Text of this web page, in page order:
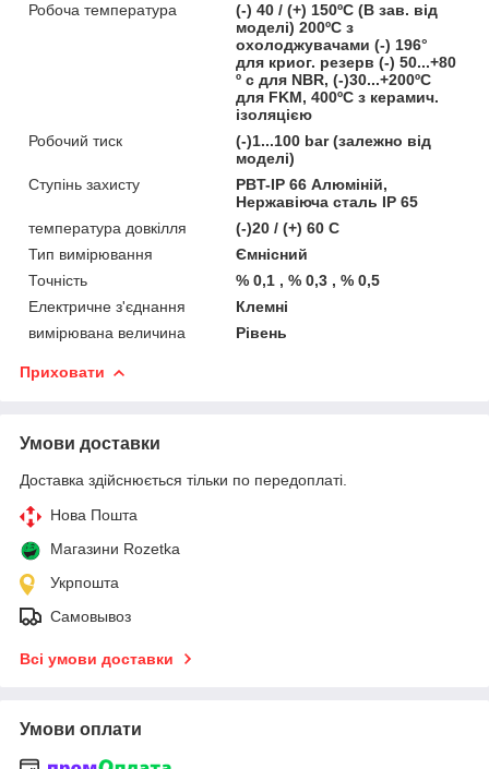
Робоча температура
(-) 40 / (+) 150ºC (В зав. від
моделі) 200ºC з
охолоджувачами (-) 196°
для криог. резерв (-) 50...+80
º c для NBR, (-)30...+200ºC
для FKM, 400ºC з керамич.
ізоляцією
Робочий тиск
(-)1...100 bar (залежно від
моделі)
Ступінь захисту
PBT-IP 66 Алюміній,
Нержавіюча сталь IP 65
температура довкілля
(-)20 / (+) 60 C
Тип вимірювання
Ємнісний
Точність
% 0,1 , % 0,3 , % 0,5
Електричне з'єднання
Клемні
вимірювана величина
Рівень
Приховати
Умови доставки
Доставка здійснюється тільки по передоплаті.
Нова Пошта
Магазини Rozetka
Укрпошта
Самовывоз
Всі умови доставки
Умови оплати